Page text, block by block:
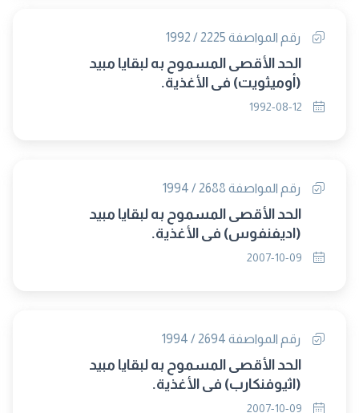
رقم المواصفة 2225 / 1992
الحد الأقصى المسموح به لبقايا مبيد
(أوميثويت) فى الأغذية.
رقم المواصفة 2688 / 1994
الحد الأقصى المسموح به لبقايا مبيد
(اديفنفوس) فى الأغذية.
رقم المواصفة 2694 / 1994
الحد الأقصى المسموح به لبقايا مبيد
(اثيوفنكارب) فى الأغذية.